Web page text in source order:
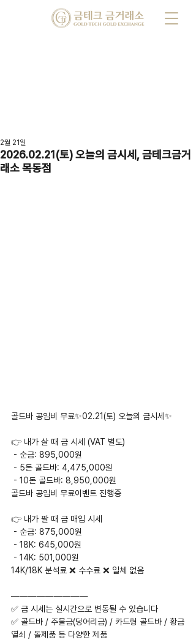
2026.02.21(토) 오늘의 금시세, 금테크금거
래소 목동점
2월 21일
골드바 공임비 무료✨02.21(토) 오늘의 금시세✨
👉 내가 살 때 금 시세 (VAT 별도)
- 순금: 895,000원
- 5돈 골드바: 4,475,000원
- 10돈 골드바: 8,950,000원
골드바 공임비 무료이벤트 진행중
👉 내가 팔 때 금 매입 시세
- 순금: 875,000원
- 18K: 645,000원
- 14K: 501,000원
14K/18K 분석료 ❌ 수수료 ❌ 일체 없음
—————————
✅ 금 시세는 실시간으로 변동될 수 있습니다
✅ 골드바 / 주물금(덩어리금) / 카드형 골드바 / 황금
열쇠 / 돌제품 등 다양한 제품